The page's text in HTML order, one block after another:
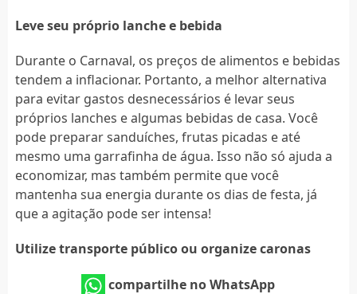
Leve seu próprio lanche e bebida
Durante o Carnaval, os preços de alimentos e bebidas
tendem a inflacionar. Portanto, a melhor alternativa
para evitar gastos desnecessários é levar seus
próprios lanches e algumas bebidas de casa. Você
pode preparar sanduíches, frutas picadas e até
mesmo uma garrafinha de água. Isso não só ajuda a
economizar, mas também permite que você
mantenha sua energia durante os dias de festa, já
que a agitação pode ser intensa!
Utilize transporte público ou organize caronas
compartilhe no WhatsApp